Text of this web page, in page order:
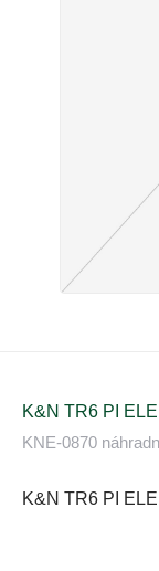
K&N TR6 PI
KNE-0870
K&N TR6 PI